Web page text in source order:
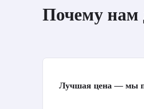
Почему нам
Лучшая цена — мы